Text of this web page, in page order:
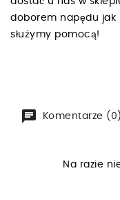
doborem napędu jak
służymy pomocą!
Komentarze (0)
Na razie